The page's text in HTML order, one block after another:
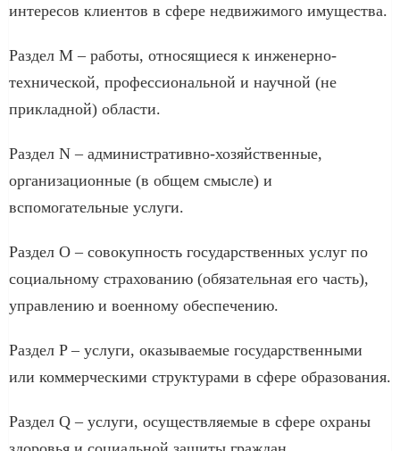
интересов клиентов в сфере недвижимого имущества.
Раздел M – работы, относящиеся к инженерно-
технической, профессиональной и научной (не
прикладной) области.
Раздел N – административно-хозяйственные,
организационные (в общем смысле) и
вспомогательные услуги.
Раздел O – совокупность государственных услуг по
социальному страхованию (обязательная его часть),
управлению и военному обеспечению.
Раздел P – услуги, оказываемые государственными
или коммерческими структурами в сфере образования.
Раздел Q – услуги, осуществляемые в сфере охраны